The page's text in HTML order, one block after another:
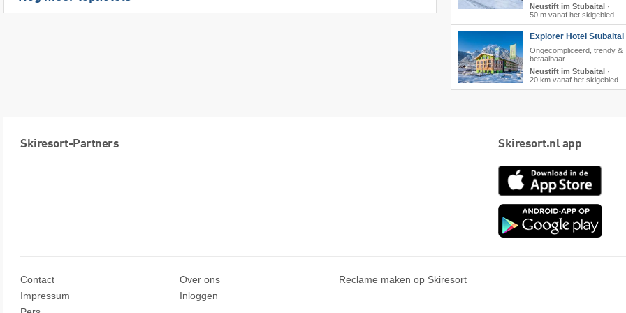
Neustift im Stubaital·
50 m vanaf het skigebied
Explorer Hotel Stubaital
Ongecompliceerd, trendy &
betaalbaar
Neustift im Stubaital·
20 km vanaf het skigebied
Skiresort-Partners Skiresort.nl app
App
Contact
Impressum
Over ons
Inloggen
Reclame maken op Skiresort